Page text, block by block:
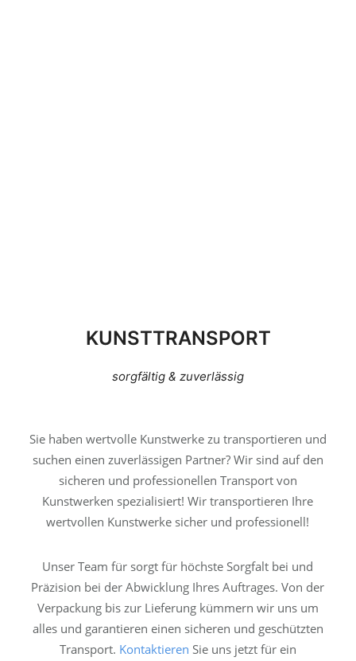
KUNSTTRANSPORT
sorgfältig & zuverlässig
Sie haben wertvolle Kunstwerke zu transportieren und
suchen einen zuverlässigen Partner? Wir sind auf den
sicheren und professionellen Transport von
Kunstwerken spezialisiert! Wir transportieren Ihre
wertvollen Kunstwerke sicher und professionell!
Unser Team für sorgt für höchste Sorgfalt bei und
Präzision bei der Abwicklung Ihres Auftrages. Von der
Verpackung bis zur Lieferung kümmern wir uns um
alles und garantieren einen sicheren und geschützten
Transport. Kontaktieren Sie uns jetzt für ein